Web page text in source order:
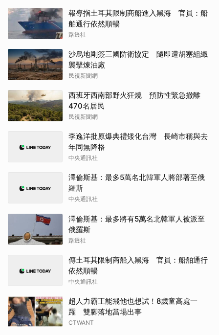
報導指土耳其限制商船進入黑海 官員：船
舶通行依然順暢
路透社
沙烏地剛簽三國防衛協定 隨即遭胡塞組織
襲擊煉油廠
民視新聞網
西班牙西南部野火狂燒 預防性緊急撤離
470名居民
民視新聞網
李逸洋批原爆典禮矮化台灣 長崎市稱與去
年同無降格
中央通訊社
澤倫斯基：最多5萬名北韓軍人將部署至俄
羅斯
中央通訊社
澤倫斯基：最多將有5萬名北韓軍人被派至
俄羅斯
路透社
傳土耳其限制商船入黑海 官員：船舶通行
依然順暢
中央通訊社
超人力霸王能飛他也想試！8歲童高處一
躍 雙腳落地當場出事
CTWANT